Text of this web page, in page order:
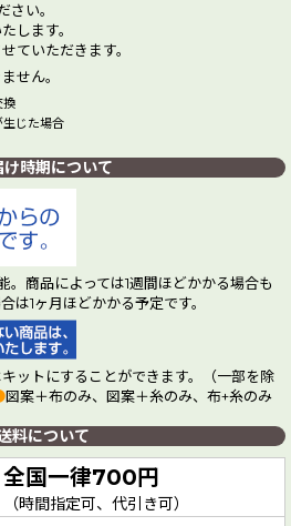
さい。
します。
ていただきます。
せん。
換
生じた場合
け時期について
。商品によっては1週間ほどかかる場合も
は1ヶ月ほどかかる予定です。
ットにすることができます。（一部を除
図案＋布のみ、図案＋糸のみ、布+糸のみ
料について
全国一律700円
（時間指定可、代引き可）